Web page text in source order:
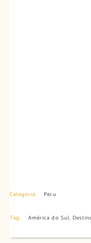
Categoria: Peru
Tag: América do Sul,